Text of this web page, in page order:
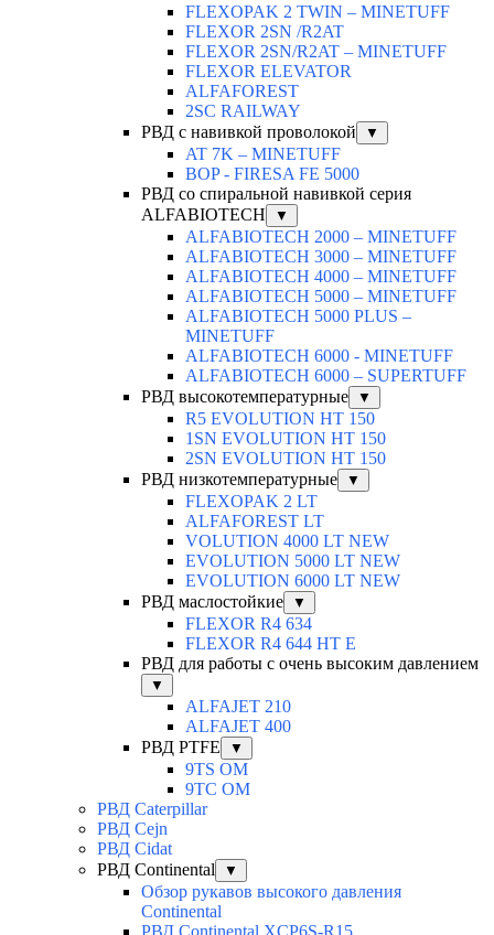
FLEXOPAK 2 TWIN – MINETUFF
FLEXOR 2SN /R2AT
FLEXOR 2SN/R2AT – MINETUFF
FLEXOR ELEVATOR
ALFAFOREST
2SC RAILWAY
РВД с навивкой проволокой
▼
AT 7K – MINETUFF
BOP - FIRESA FE 5000
РВД со спиральной навивкой серия
ALFABIOTECH
▼
ALFABIOTECH 2000 – MINETUFF
ALFABIOTECH 3000 – MINETUFF
ALFABIOTECH 4000 – MINETUFF
ALFABIOTECH 5000 – MINETUFF
ALFABIOTECH 5000 PLUS –
MINETUFF
ALFABIOTECH 6000 - MINETUFF
ALFABIOTECH 6000 – SUPERTUFF
РВД высокотемпературные
▼
R5 EVOLUTION HT 150
1SN EVOLUTION HT 150
2SN EVOLUTION HT 150
РВД низкотемпературные
▼
FLEXOPAK 2 LT
ALFAFOREST LT
VOLUTION 4000 LT NEW
EVOLUTION 5000 LT NEW
EVOLUTION 6000 LT NEW
РВД маслостойкие
▼
FLEXOR R4 634
FLEXOR R4 644 HT E
РВД для работы с очень высоким давлением
▼
ALFAJET 210
ALFAJET 400
РВД PTFE
▼
9TS OM
9TC OM
РВД Caterpillar
РВД Cejn
РВД Cidat
РВД Continental
▼
Обзор рукавов высокого давления
Continental
РВД Continental XCP6S-R15